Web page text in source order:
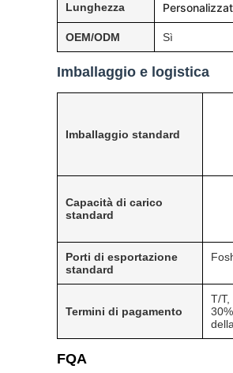
Lunghezza
OEM/ODM Sì
Imballaggio e logistica
Imballaggio standard
Capacità di carico
standard
Porti di esportazione
standard
Termini di pagamento
T/T,
FQA